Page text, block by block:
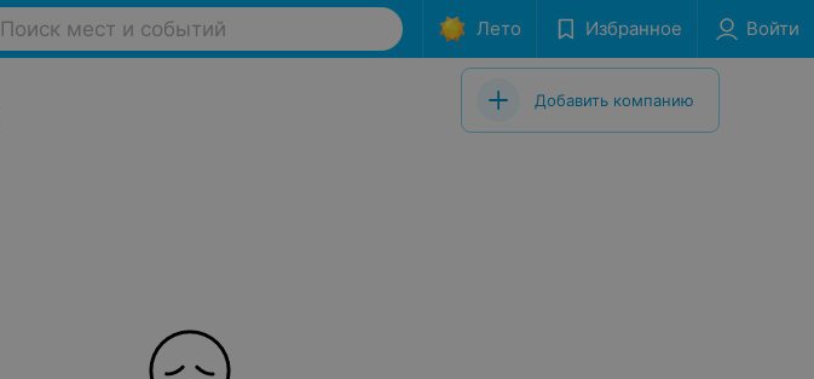
Поиск мест и событий Лето Избранное Войти
Добавить компанию